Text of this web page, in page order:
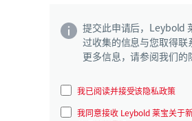
提交此申请后，Leybold
过收集的信息与您取得联
更多信息，请参阅我们的
我已阅读并接受该隐私政策
我同意接收 Leybold 莱宝关于